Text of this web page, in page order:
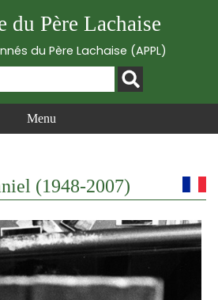
du Père Lachaise
du Père Lachaise (APPL)
Menu
(1948-2007)